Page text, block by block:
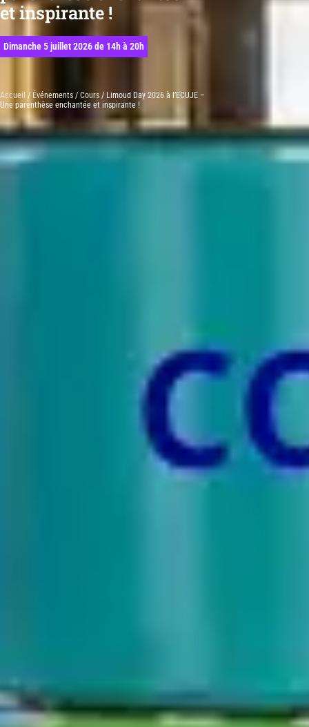
et inspirante !
Dimanche 5 juillet 2026 de 14h à 20h
Accueil / Événements / Cours / Limoud Day 2026 à l’ECUJE –
Une parenthèse enchantée et inspirante !